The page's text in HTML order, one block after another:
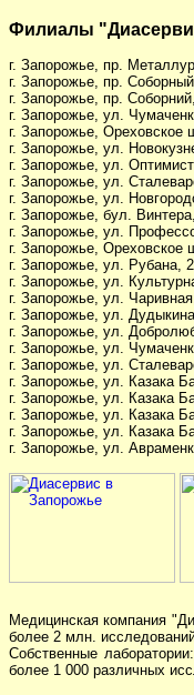
Филиалы
г. Запорожье, пр.
г. Запорожье, пр.
г. Запорожье, пр.
г. Запорожье, ул.
г. Запорожье, Ореховское
г. Запорожье, ул.
г. Запорожье, ул.
г. Запорожье, ул.
г. Запорожье, ул.
г. Запорожье, бул.
г. Запорожье, ул.
г. Запорожье, Ореховское
г. Запорожье, ул.
г. Запорожье, ул.
г. Запорожье, ул.
г. Запорожье, ул.
г. Запорожье, ул.
г. Запорожье, ул.
г. Запорожье, ул.
г. Запорожье, ул. Казака
г. Запорожье, ул. Казака
г. Запорожье, ул. Казака
г. Запорожье, ул. Казака
г. Запорожье, ул.
Медицинская компания
более 2 млн.
Собственные
более 1 000 различных